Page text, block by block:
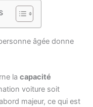
âgée donne
lacapacité
voiture soit
majeur, ce qui est